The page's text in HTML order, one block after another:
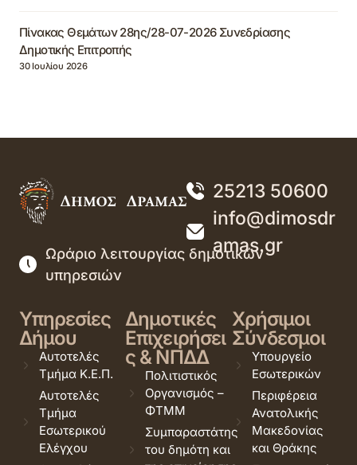
Πίνακας Θεμάτων 28ης/28-07-2026 Συνεδρίασης
Δημοτικής Επιτροπής
30 Ιουλίου 2026
25213 50600
info@dimosdr
amas.gr
Ωράριο λειτουργίας δημοτικών
υπηρεσιών
Υπηρεσίες
Δήμου
Αυτοτελές
Τμήμα Κ.Ε.Π.
Αυτοτελές
Τμήμα
Εσωτερικού
Ελέγχου
Δημοτικές
Επιχειρήσει
ς & ΝΠΔΔ
Πολιτιστικός
Οργανισμός –
ΦΤΜΜ
Συμπαραστάτης
του δημότη και
Χρήσιμοι
Σύνδεσμοι
Υπουργείο
Εσωτερικών
Περιφέρεια
Ανατολικής
Μακεδονίας
και Θράκης